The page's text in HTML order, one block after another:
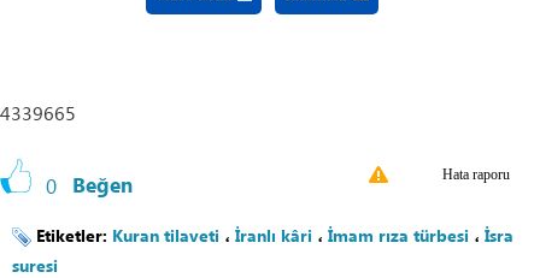
4339665
0 Beğen Hata raporu
Etiketler: Kuran tilaveti ، İranlı kâri ، İmam rıza türbesi ، İsra
suresi